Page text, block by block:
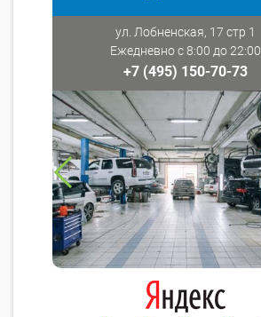
ул. Лобненская, 17 стр 1
Ежедневно с 8:00 до 22:00
+7 (495) 150-70-73